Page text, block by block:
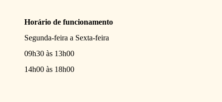
Horário de funcionamento
Segunda-feira a Sexta-feira
09h30 às 13h00
14h00 às 18h00